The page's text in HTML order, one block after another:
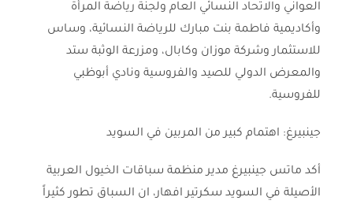
العواني والاتحاد النسائي العام ولجنة رياضة المرأة
وأكاديمية فاطمة بنت مبارك للرياضة النسائية، وساس
للاستثمار وشركة موزان وكابال، ومزرعة الوثبة ستد
والمعرض الدولي للصيد والفروسية ونادي أبوظبي
للفروسية.
جينبيرغ: اهتمام كبير من المربين في السويد
أكد ماتس جينبيرغ مدير منظمة سباقات الخيول العربية
الأصيلة في السويد سكرتير افهار، ان السباق تطور كثيراً